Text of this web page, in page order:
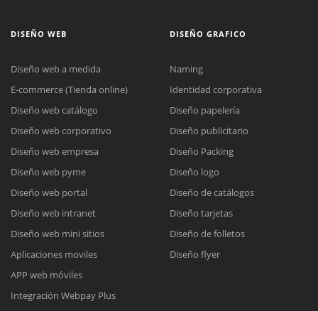
DISEÑO WEB
Diseño web a medida
E-commerce (Tienda online)
Diseño web catálogo
Diseño web corporativo
Diseño web empresa
Diseño web pyme
Diseño web portal
Diseño web intranet
Diseño web mini sitios
Aplicaciones moviles
APP web móviles
Integración Webpay Plus
DISEÑO GRAFICO
Naming
Identidad corporativa
Diseño papelería
Diseño publicitario
Diseño Packing
Diseño logo
Diseño de catálogos
Diseño tarjetas
Diseño de folletos
Diseño flyer